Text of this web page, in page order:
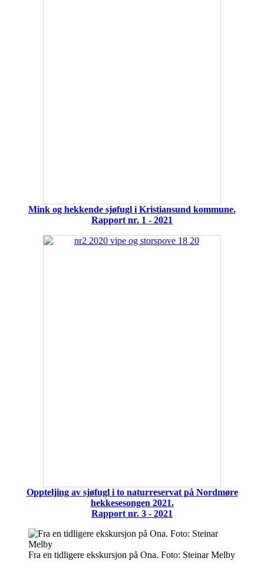
Mink og hekkende sjøfugl i Kristiansund kommune.
Rapport nr. 1 - 2021
Oppteljing av sjøfugl i to naturreservat på Nordmøre
hekkesesongen 2021.
Rapport nr. 3 - 2021
Fra en tidligere ekskursjon på Ona. Foto: Steinar Melby